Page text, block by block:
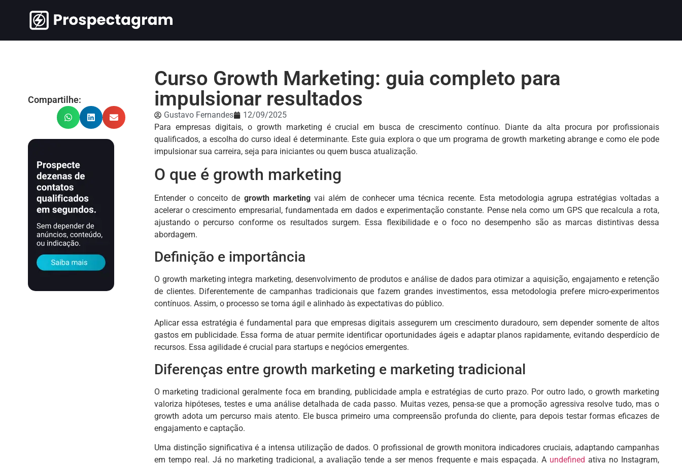
Compartilhe:
Curso Growth Marketing: guia completo para
impulsionar resultados
Gustavo Fernandes
12/09/2025
Para empresas digitais, o growth marketing é crucial em busca de crescimento contínuo. Diante da alta procura por profissionais
qualificados, a escolha do curso ideal é determinante. Este guia explora o que um programa de growth marketing abrange e como ele pode
impulsionar sua carreira, seja para iniciantes ou quem busca atualização.
O que é growth marketing
Entender o conceito de growth marketingvai além de conhecer uma técnica recente. Esta metodologia agrupa estratégias voltadas a
acelerar o crescimento empresarial, fundamentada em dados e experimentação constante. Pense nela como um GPS que recalcula a rota,
ajustando o percurso conforme os resultados surgem. Essa flexibilidade e o foco no desempenho são as marcas distintivas dessa
abordagem.
Definição e importância
O growth marketing integra marketing, desenvolvimento de produtos e análise de dados para otimizar a aquisição, engajamento e retenção
de clientes. Diferentemente de campanhas tradicionais que fazem grandes investimentos, essa metodologia prefere micro-experimentos
contínuos. Assim, o processo se torna ágil e alinhado às expectativas do público.
Aplicar essa estratégia é fundamental para que empresas digitais assegurem um crescimento duradouro, sem depender somente de altos
gastos em publicidade. Essa forma de atuar permite identificar oportunidades ágeis e adaptar planos rapidamente, evitando desperdício de
recursos. Essa agilidade é crucial para startups e negócios emergentes.
Diferenças entre growth marketing e marketing tradicional
O marketing tradicional geralmente foca em branding, publicidade ampla e estratégias de curto prazo. Por outro lado, o growth marketing
valoriza hipóteses, testes e uma análise detalhada de cada passo. Muitas vezes, pensa-se que a promoção agressiva resolve tudo, mas o
growth adota um percurso mais atento. Ele busca primeiro uma compreensão profunda do cliente, para depois testar formas eficazes de
engajamento e captação.
Uma distinção significativa é a intensa utilização de dados. O profissional de growth monitora indicadores cruciais, adaptando campanhas
em tempo real. Já no marketing tradicional, a avaliação tende a ser menos frequente e mais espaçada. A undefined ativa no Instagram,